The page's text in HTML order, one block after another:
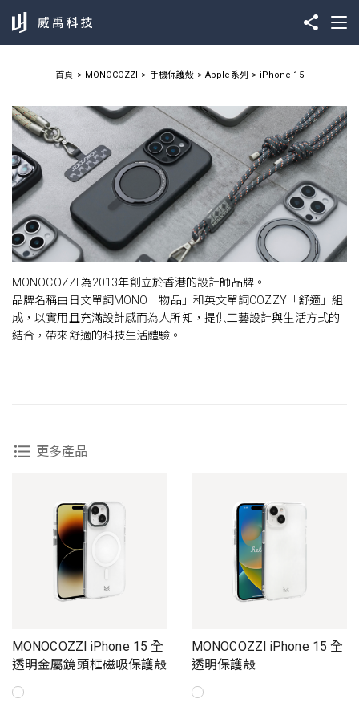
首頁 MONOCOZZI 手機保護殼 Apple系列 iPhone 15
MONOCOZZI 為2013年創立於香港的設計師品牌。
品牌名稱由日文單詞MONO「物品」和英文單詞COZZY「舒適」組
成，以實用且充滿設計感而為人所知，提供工藝設計與生活方式的
結合，帶來舒適的科技生活體驗。
更多產品
MONOCOZZI iPhone 15 全
透明金屬鏡頭框磁吸保護殼
MONOCOZZI iPhone 15 全
透明保護殼